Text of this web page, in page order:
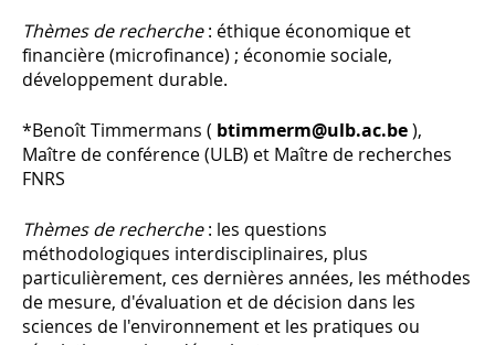
Thèmes de recherche: éthique économique et
financière (microfinance) ; économie sociale,
développement durable.
*Benoît Timmermans ( btimmerm@ulb.ac.be),
Maître de conférence (ULB) et Maître de recherches
FNRS
Thèmes de recherche: les questions
méthodologiques interdisciplinaires, plus
particulièrement, ces dernières années, les méthodes
de mesure, d'évaluation et de décision dans les
sciences de l'environnement et les pratiques ou